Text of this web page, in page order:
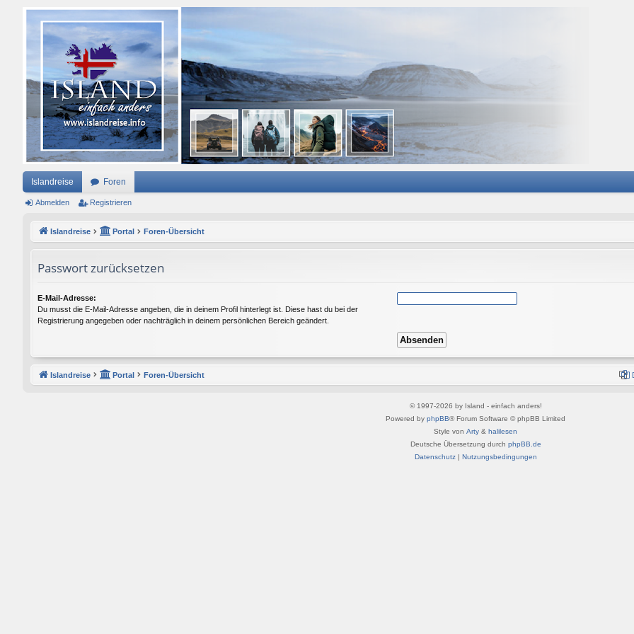
Islandreise Foren
Abmelden Registrieren
Islandreise Portal Foren-Übersicht
Passwort zurücksetzen
E-Mail-Adresse:
Du musst die E-Mail-Adresse angeben, die in deinem Profil hinterlegt ist. Diese hast du bei der
Registrierung angegeben oder nachträglich in deinem persönlichen Bereich geändert.
Islandreise Portal Foren-Übersicht
© 1997-2026 by Island - einfach anders!
Powered by phpBB® Forum Software © phpBB Limited
Style von Arty & halilesen
Deutsche Übersetzung durch phpBB.de
Datenschutz| Nutzungsbedingungen